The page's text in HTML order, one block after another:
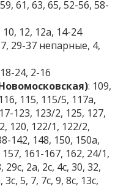
61, 63, 65, 52-56, 58-
10, 12, 12а, 14-24
29-37 непарные, 4,
24, 2-16
: 109,
115, 115/5, 117а,
123, 123/2, 125, 127,
120, 122/1, 122/2,
142, 148, 150, 150а,
161-167, 162, 24/1,
2а, 2с, 4с, 30, 32,
5, 7, 7с, 9, 8с, 13с,